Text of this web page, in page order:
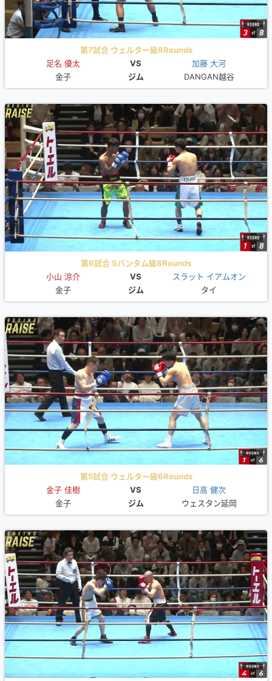
第7試合 ウェルター級8Rounds
足名 優太
VS
加藤 大河
金子
ジム DANGAN越谷
第6試合 Sバンタム級8Rounds
小山 涼介
VS
スラット イアムオン
金子
ジム タイ
第5試合 ウェルター級6Rounds
金子 佳樹
VS
日高 健次
金子
ジム ウェスタン延岡